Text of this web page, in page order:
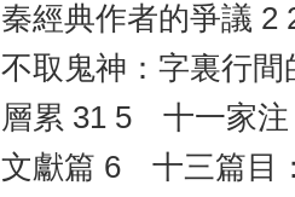
秦經典作者的爭議
不取鬼神：字裏行
層累 31 5 十一家注
文獻篇 6 十三篇目